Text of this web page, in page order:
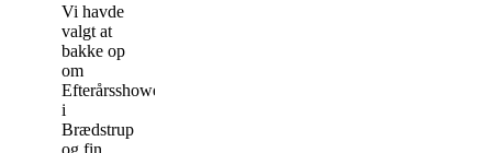
Vi havde
valgt at
bakke op
om
Efterårsshowet
i
Brædstrup
og fin